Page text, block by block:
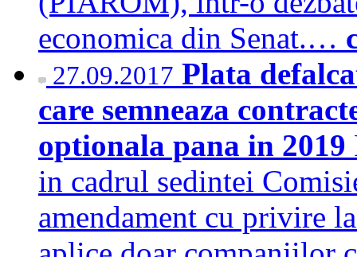
economica din Senat.…
27.09.2017 Plata
care semneaza
optionala pana in 2019
in cadrul sedintei
amendament cu privire